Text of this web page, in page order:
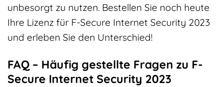
unbesorgt zu nutzen. Bestellen Sie noch heute
Ihre Lizenz für F-Secure Internet Security 2023
und erleben Sie den Unterschied!
FAQ – Häufig gestellte Fragen zu F-
Secure Internet Security 2023